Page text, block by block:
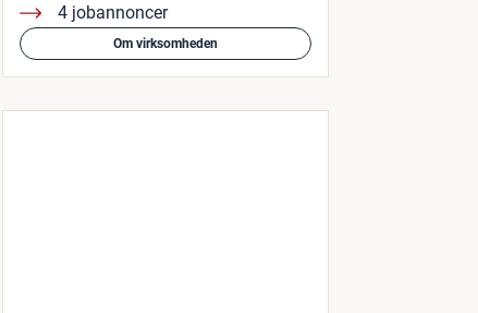
4 jobannoncer
Om virksomheden